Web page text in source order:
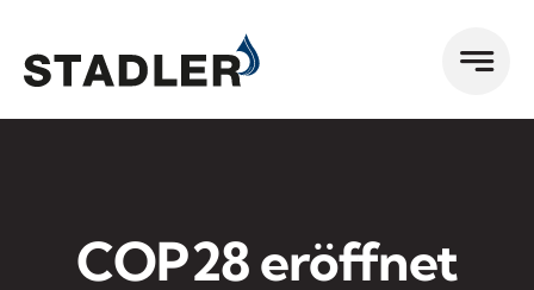
Inhalt
springen
COP28 eröffnet